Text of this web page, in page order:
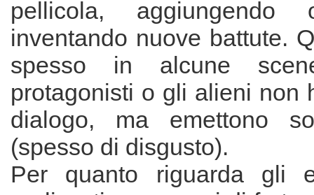
pellicola, aggiungendo
inventando nuove battute.
spesso in alcune
protagonisti o gli alieni non
dialogo, ma emettono
(spesso di disgusto).
Per quanto riguarda gli